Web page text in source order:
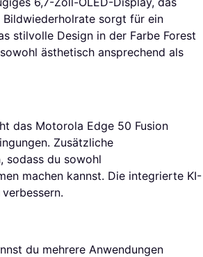
sorgt für ein
stilvolle Design in der Farbe Forest
ästhetisch ansprechend als
das Motorola Edge 50 Fusion
Zusätzliche
sodass du sowohl
machen kannst. Die integrierte KI-
du mehrere Anwendungen